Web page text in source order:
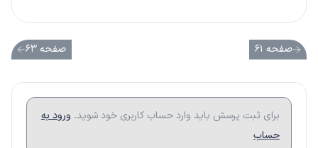
صفحه ۶۱ صفحه ۶۳
برای ثبت پرسش باید وارد حساب کاربری خود شوید. ورود به
حساب